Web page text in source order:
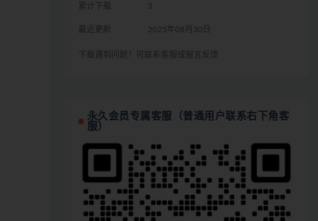
累计下载 3
最近更新 2025年08月30日
下载遇到问题？可联系客服或留言反馈
永久会员专属客服（普通用户联系右下角客
服）